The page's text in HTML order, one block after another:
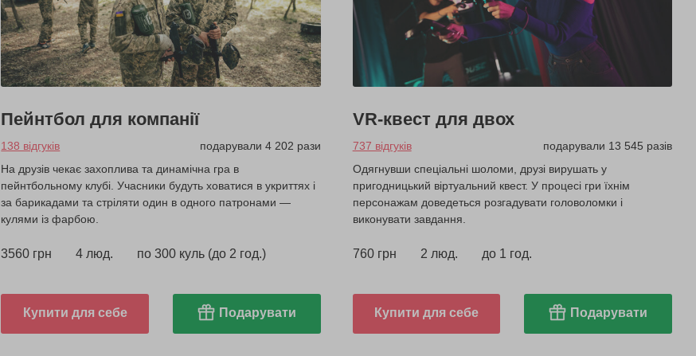
Пейнтбол для компанії
138 відгуків
подарували 4 202 рази
На друзів чекає захоплива та динамічна гра в
пейнтбольному клубі. Учасники будуть ховатися в укриттях і
за барикадами та стріляти один в одного патронами —
кулями із фарбою.
3560 грн 4 люд. по 300 куль (до 2 год.)
Купити для себе Подарувати
VR-квест для двох
737 відгуків
подарували 13 545 разів
Одягнувши спеціальні шоломи, друзі вирушать у
пригодницький віртуальний квест. У процесі гри їхнім
персонажам доведеться розгадувати головоломки і
виконувати завдання.
760 грн 2 люд. до 1 год.
Купити для себе Подарувати